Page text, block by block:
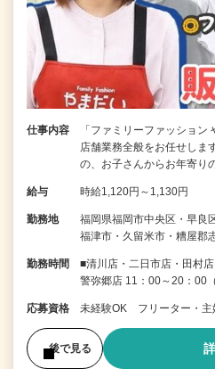
仕事内容
「ファミリーファッショ
店舗業務全般をお任せしま
の、お子さんからお年寄り
給与 時給1,120円～1,130円
勤務地
福岡県福岡市中央区・早良
福津市・久留米市・糟屋郡
勤務時間
■清川店・二日市店・田村
警弥郷店 11：00～20：00
応募資格 未経験OK フリーター・主
後で見る